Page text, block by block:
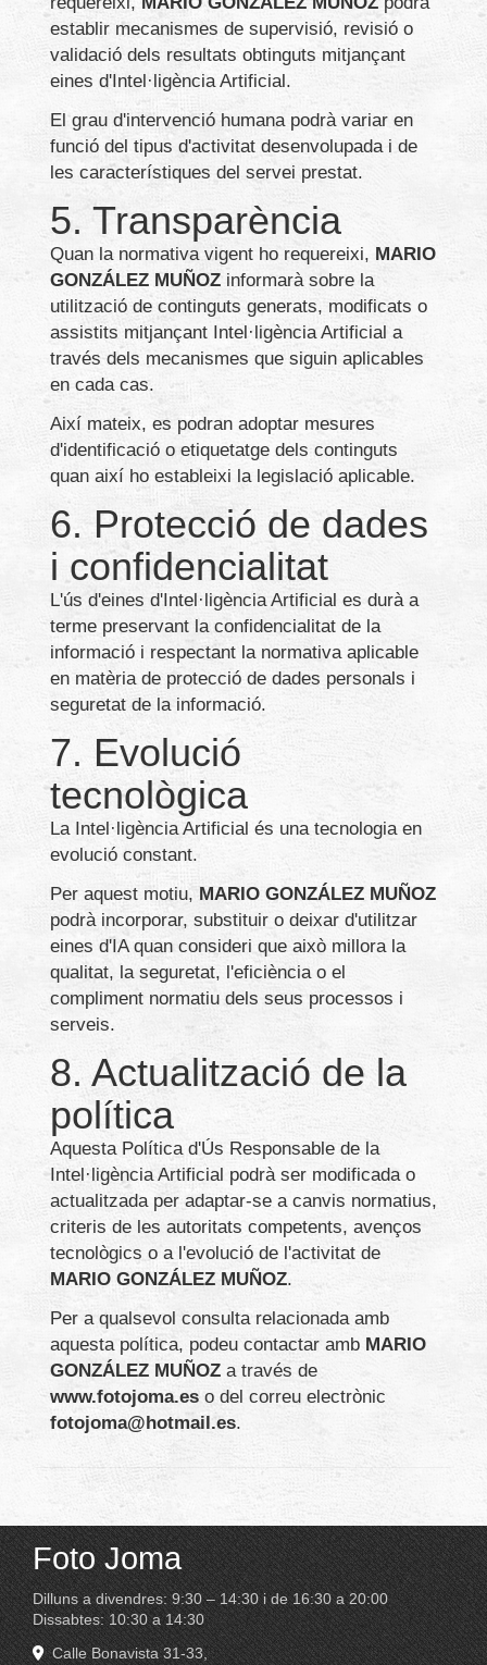
establir mecanismes de supervisió, revisió o
validació dels resultats obtinguts mitjançant
eines d'Intel·ligència Artificial.
El grau d'intervenció humana podrà variar en
funció del tipus d'activitat desenvolupada i de
les característiques del servei prestat.
5. Transparència
Quan la normativa vigent ho requereixi, MARIO
GONZÁLEZ MUÑOZ informarà sobre la
utilització de continguts generats, modificats o
assistits mitjançant Intel·ligència Artificial a
través dels mecanismes que siguin aplicables
en cada cas.
Així mateix, es podran adoptar mesures
d'identificació o etiquetatge dels continguts
quan així ho estableixi la legislació aplicable.
6. Protecció de dades
i confidencialitat
L'ús d'eines d'Intel·ligència Artificial es durà a
terme preservant la confidencialitat de la
informació i respectant la normativa aplicable
en matèria de protecció de dades personals i
seguretat de la informació.
7. Evolució
tecnològica
La Intel·ligència Artificial és una tecnologia en
evolució constant.
Per aquest motiu, MARIO GONZÁLEZ MUÑOZ
podrà incorporar, substituir o deixar d'utilitzar
eines d'IA quan consideri que això millora la
qualitat, la seguretat, l'eficiència o el
compliment normatiu dels seus processos i
serveis.
8. Actualització de la
política
Aquesta Política d'Ús Responsable de la
Intel·ligència Artificial podrà ser modificada o
actualitzada per adaptar-se a canvis normatius,
criteris de les autoritats competents, avenços
tecnològics o a l'evolució de l'activitat de
MARIO GONZÁLEZ MUÑOZ.
Per a qualsevol consulta relacionada amb
aquesta política, podeu contactar amb MARIO
GONZÁLEZ MUÑOZ a través de
www.fotojoma.es o del correu electrònic
fotojoma@hotmail.es.
Foto Joma
Dilluns a divendres: 9:30 – 14:30 i de 16:30 a 20:00
Dissabtes: 10:30 a 14:30
Calle Bonavista 31-33,